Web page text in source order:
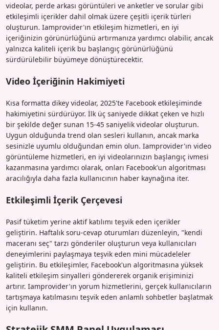
videolar, perde arkası görüntüleri ve anketler ve sorular gibi
etkileşimli içerikler dahil olmak üzere çeşitli içerik türleri
oluşturun. Iamprovider'ın etkileşim hizmetleri, en iyi
içeriğinizin görünürlüğünü artırmanıza yardımcı olabilir, ancak
yalnızca kaliteli içerik bu başlangıç görünürlüğünü
sürdürülebilir büyümeye dönüştürecektir.
Video İçeriğinin Hakimiyeti
Kısa formatta dikey videolar, 2025'te Facebook etkileşiminde
hakimiyetini sürdürüyor. İlk üç saniyede dikkat çeken ve hızlı
bir şekilde değer sunan 15-45 saniyelik videolar oluşturun.
Uygun olduğunda trend olan sesleri kullanın, ancak marka
sesinizle uyumlu olduğundan emin olun. Iamprovider'ın video
görüntüleme hizmetleri, en iyi videolarınızın başlangıç ivmesi
kazanmasına yardımcı olarak, onları Facebook'un algoritması
aracılığıyla daha fazla kullanıcının haber kaynağına iter.
Etkileşimli İçerik Çerçevesi
Pasif tüketim yerine aktif katılımı teşvik eden içerikler
geliştirin. Haftalık soru-cevap oturumları düzenleyin, "kendi
maceranı seç" tarzı gönderiler oluşturun veya kullanıcıları
deneyimlerini paylaşmaya teşvik eden mini mücadeleler
geliştirin. Bu etkileşimler, Facebook'un algoritmasına yüksek
kaliteli etkileşim sinyalleri göndererek organik erişiminizi
artırır. Iamprovider'ın yorum hizmetlerini, gerçek kullanıcıların
tartışmaya katılmasını teşvik eden anlamlı sohbetler başlatmak
için kullanın.